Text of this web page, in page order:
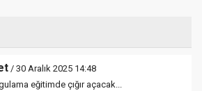
/ 30 Aralık 2025 14:48
eğitimde çığır açacak...